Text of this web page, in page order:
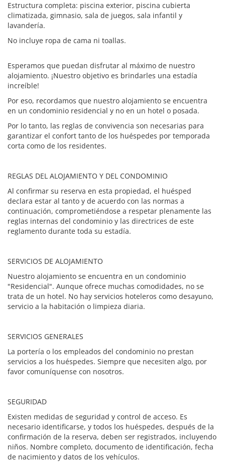
Estructura completa: piscina exterior, piscina cubierta
climatizada, gimnasio, sala de juegos, sala infantil y
lavandería.
No incluye ropa de cama ni toallas.
Esperamos que puedan disfrutar al máximo de nuestro
alojamiento. ¡Nuestro objetivo es brindarles una estadía
increíble!
Por eso, recordamos que nuestro alojamiento se encuentra
en un condominio residencial y no en un hotel o posada.
Por lo tanto, las reglas de convivencia son necesarias para
garantizar el confort tanto de los huéspedes por temporada
corta como de los residentes.
REGLAS DEL ALOJAMIENTO Y DEL CONDOMINIO
Al confirmar su reserva en esta propiedad, el huésped
declara estar al tanto y de acuerdo con las normas a
continuación, comprometiéndose a respetar plenamente las
reglas internas del condominio y las directrices de este
reglamento durante toda su estadía.
SERVICIOS DE ALOJAMIENTO
Nuestro alojamiento se encuentra en un condominio
"Residencial". Aunque ofrece muchas comodidades, no se
trata de un hotel. No hay servicios hoteleros como desayuno,
servicio a la habitación o limpieza diaria.
SERVICIOS GENERALES
La portería o los empleados del condominio no prestan
servicios a los huéspedes. Siempre que necesiten algo, por
favor comuníquense con nosotros.
SEGURIDAD
Existen medidas de seguridad y control de acceso. Es
necesario identificarse, y todos los huéspedes, después de la
confirmación de la reserva, deben ser registrados, incluyendo
niños. Nombre completo, documento de identificación, fecha
de nacimiento y datos de los vehículos.